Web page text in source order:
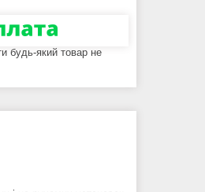
будь-який товар не